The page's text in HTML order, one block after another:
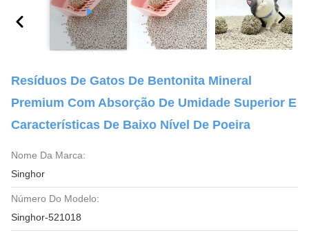
Resíduos De Gatos De Bentonita Mineral
Premium Com Absorção De Umidade Superior E
Características De Baixo Nível De Poeira
Nome Da Marca:
Singhor
Número Do Modelo:
Singhor-521018